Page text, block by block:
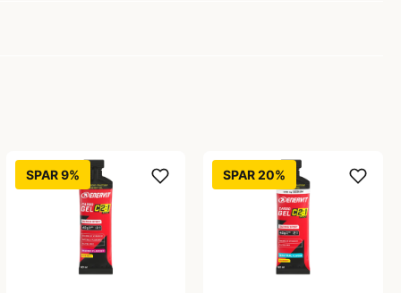
SPAR 9% SPAR 20%